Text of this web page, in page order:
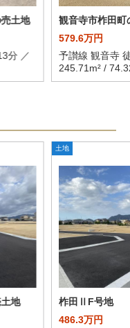
土地
分 ／
観音寺市柞田町
579.6万円
予讃線 観音寺
245.71m² /
地
土地
柞田ⅡF号地
486.3万円